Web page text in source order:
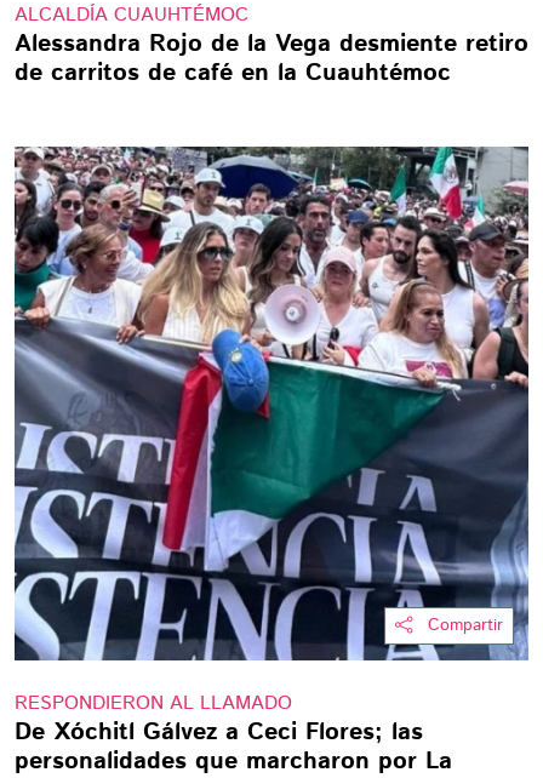
ALCALDÍA CUAUHTÉMOC
Alessandra Rojo de la Vega desmiente retiro
de carritos de café en la Cuauhtémoc
Compartir
RESPONDIERON AL LLAMADO
De Xóchitl Gálvez a Ceci Flores; las
personalidades que marcharon por La